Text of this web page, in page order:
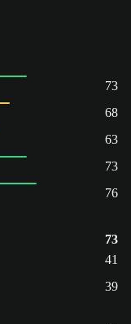
73
68
63
73
76
73
41
39